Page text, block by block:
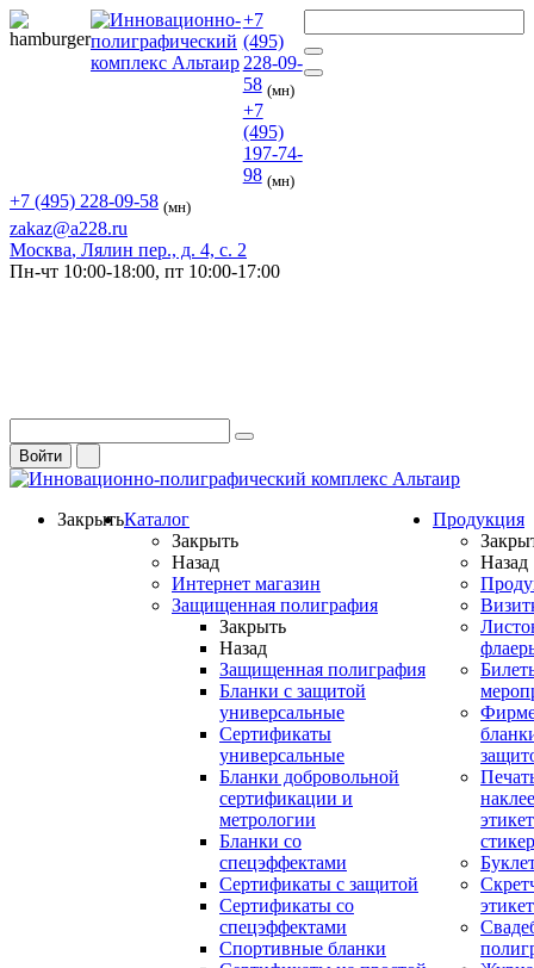
+7
(495)
228-09-
58 (мн)
+7
(495)
197-74-
98 (мн)
+7 (495) 228-09-58 (мн)
zakaz@a228.ru
Москва, Лялин пер., д. 4, с. 2
Пн-чт 10:00-18:00, пт 10:00-17:00
Войти
ЗакрытьКаталог
Закрыть
Назад
Интернет магазин
Защищенная полиграфия
Закрыть
Назад
Защищенная полиграфия
Бланки с защитой
универсальные
Сертификаты
универсальные
Бланки добровольной
сертификации и
метрологии
Бланки со
спецэффектами
Сертификаты с защитой
Сертификаты со
спецэффектами
Спортивные бланки
Продукция
Назад